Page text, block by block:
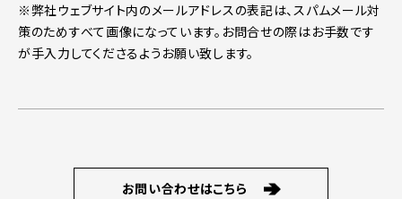
※弊社ウェブサイト内のメールアドレスの表記は、スパムメール対
策のためすべて画像になっています。お問合せの際はお手数です
が手入力してくださるようお願い致します。
お問い合わせはこちら